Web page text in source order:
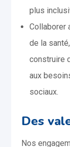
plus
Collaborer
de la
construire
aux
sociaux.
Des
Nos